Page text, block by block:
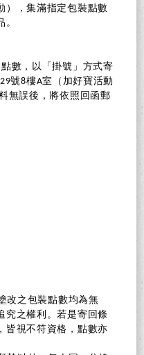
），集滿指定包裝點數
。
數，以「掛號」方式寄
號8樓A室（加好寶活動
無誤後，將依照回函郵
改之包裝點數均為無
究之權利。若是寄回條
皆視不符資格，點數亦